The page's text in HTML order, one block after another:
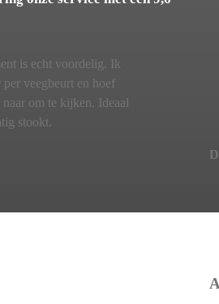
is echt voordelig. Ik
per veegbeurt en hoef
naar om te kijken. Ideaal
stookt.